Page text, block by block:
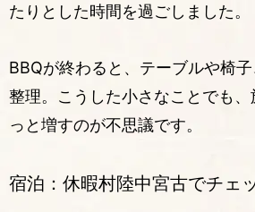
たりとした時間を過ごしました。
BBQが終わると、テーブルや椅
整理。こうした小さなことでも
っと増すのが不思議です。
宿泊：休暇村陸中宮古でチェ